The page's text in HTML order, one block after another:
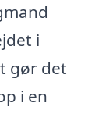
i
gør det
i en